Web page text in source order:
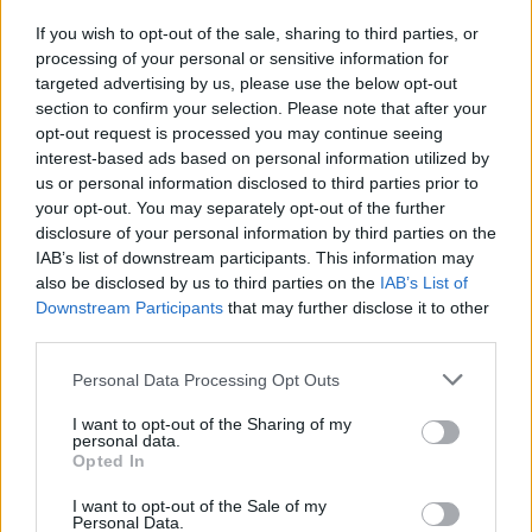
If you wish to opt-out of the sale, sharing to third parties, or
processing of your personal or sensitive information for
targeted advertising by us, please use the below opt-out
section to confirm your selection. Please note that after your
opt-out request is processed you may continue seeing
interest-based ads based on personal information utilized by
us or personal information disclosed to third parties prior to
your opt-out. You may separately opt-out of the further
disclosure of your personal information by third parties on the
IAB’s list of downstream participants. This information may
also be disclosed by us to third parties on the IAB’s List of
Downstream Participants that may further disclose it to other
Please note that this website/app uses one or more Google
not limited to your visit or usage behaviour. You may click to
grant or deny consent to Google and its third-party tags to
use your data for below specified purposes in below Google
consent section.
Personal Data Processing Opt Outs
I want to opt-out of the Sharing of my
personal data.
Opted In
I want to opt-out of the Sale of my
Personal Data.
attraverso l’innovazione, ma il cammino è irto di
ostacoli. Gli interventi di mobilità sostenibile, l’arredo
urbano migliorato, e il potenziamento dei servizi
pubblici rappresentano solo alcuni dei temi all’ordine
del giorno.
In un contesto dove la sicurezza urbana è sempre
più sotto i riflettori, i cittadini si aspettano al
contempo soluzioni avanzate e un impegno reale da
parte delle istituzioni. La capacità di integrare
differenza tra una Roma del futuro che sia non solo
moderna e sostenibile, ma anche sicura e
accogliente.
Precedente
Successiva